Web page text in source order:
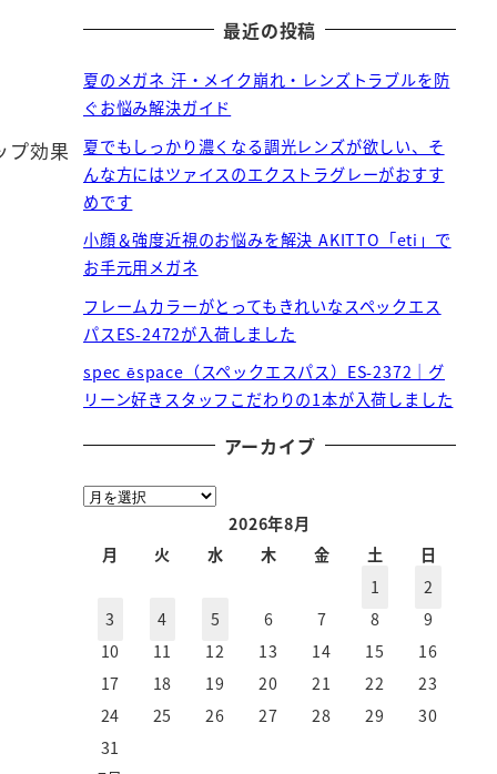
プ効果
最近の投稿
夏のメガネ 汗・メイク崩れ・レンズトラブルを防
ぐお悩み解決ガイド
夏でもしっかり濃くなる調光レンズが欲しい、そ
んな方にはツァイスのエクストラグレーがおすす
めです
小顔＆強度近視のお悩みを解決 AKITTO「eti」で
お手元用メガネ
フレームカラーがとってもきれいなスペックエス
パスES-2472が入荷しました
spec ēspace（スペックエスパス）ES-2372｜グ
リーン好きスタッフこだわりの1本が入荷しました
アーカイブ
ア
2026年8月
月
火 水 木 金 土
日
1
2
3
4 5 6 7 8
9
10
11 12 13 14 15
16
17
18 19 20 21 22
23
24
25 26 27 28 29
30
31